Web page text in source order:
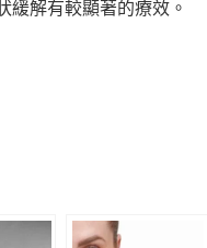
緩解有較顯著的療效。